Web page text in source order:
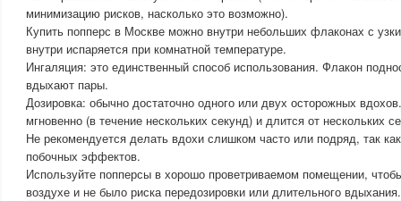
минимизацию рисков, насколько это возможно).
Купить попперс в Москве можно внутри небольших флаконах с
внутри испаряется при комнатной температуре.
Ингаляция: это единственный способ использования. Флакон
вдыхают пары.
Дозировка: обычно достаточно одного или двух осторожных
мгновенно (в течение нескольких секунд) и длится от нескольких
Не рекомендуется делать вдохи слишком часто или подряд, так
побочных эффектов.
Используйте попперсы в хорошо проветриваемом помещении,
воздухе и не было риска передозировки или длительного вдыхания.